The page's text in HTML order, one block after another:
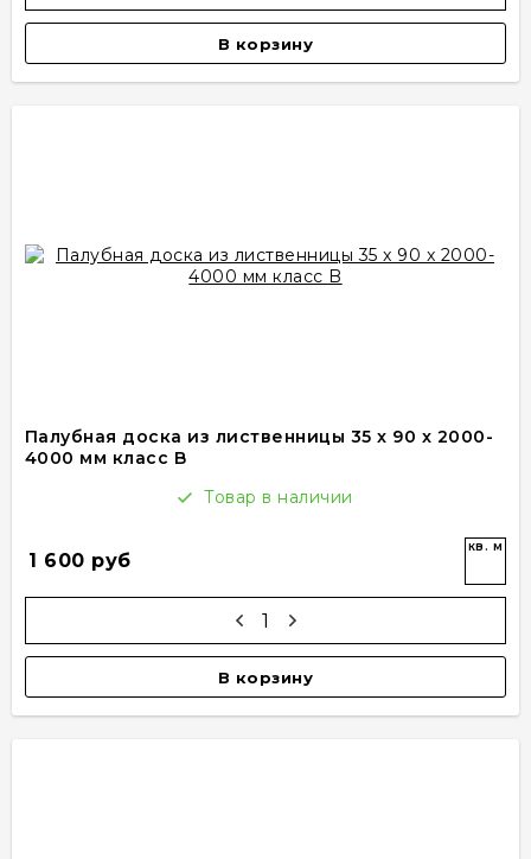
В корзину
Палубная доска из лиственницы 35 x 90 x 2000-
4000 мм класс B
Товар в наличии
1 600 руб
кв. м
В корзину